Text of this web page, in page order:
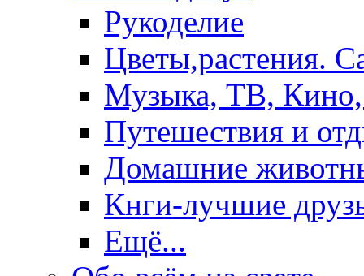
Рукоделие
Цветы,растения.
Музыка, ТВ,
Путешествия и
Домашние
Кнги-лучшие
Ещё...